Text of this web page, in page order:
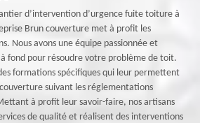
d’intervention d’urgence fuite toiture à
Brun couverture met à profit les
Nous avons une équipe passionnée et
fond pour résoudre votre problème de toit.
formations spécifiques qui leur permettent
suivant les réglementations
à profit leur savoir-faire, nos artisans
de qualité et réalisent des interventions